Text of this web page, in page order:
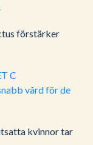
förstärker
C
vård för de
kvinnor tar